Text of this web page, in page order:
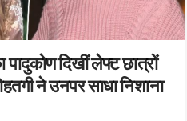
पादुकोण दिखीं लेफ्ट छात्रों
ने उनपर साधा निशाना